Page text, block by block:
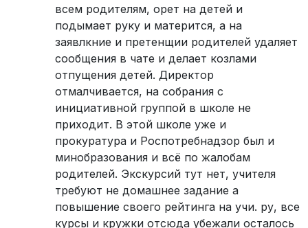
всем родителям, орет на детей и
подымает руку и матерится, а на
заявлкние и претенщии родителей удаляет
сообщения в чате и делает козлами
отпущения детей. Директор
отмалчивается, на собрания с
инициативной группой в школе не
приходит. В этой школе уже и
прокуратура и Роспотребнадзор был и
минобразования и всё по жалобам
родителей. Экскурсий тут нет, учителя
требуют не домашнее задание а
повышение своего рейтинга на учи. ру, все
курсы и кружки отсюда убежали осталось